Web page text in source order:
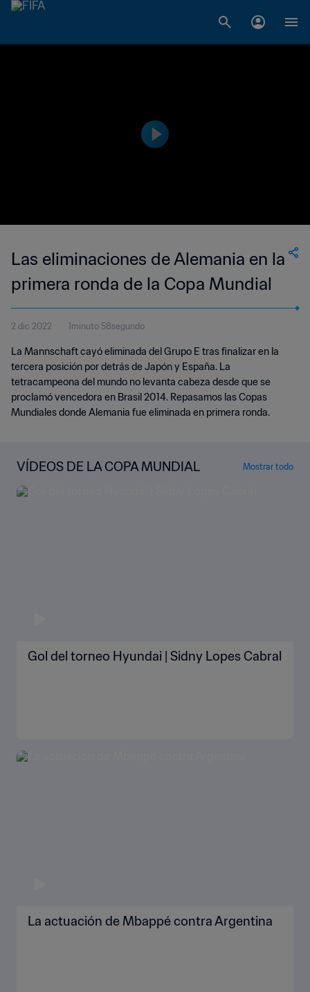
Las eliminaciones de Alemania en la
primera ronda de la Copa Mundial
2 dic 2022 1minuto 58segundo
La Mannschaft cayó eliminada del Grupo E tras finalizar en la
tercera posición por detrás de Japón y España. La
tetracampeona del mundo no levanta cabeza desde que se
proclamó vencedora en Brasil 2014. Repasamos las Copas
Mundiales donde Alemania fue eliminada en primera ronda.
VÍDEOS DE LA COPA MUNDIAL Mostrar todo
Gol del torneo Hyundai | Sidny Lopes Cabral
La actuación de Mbappé contra Argentina